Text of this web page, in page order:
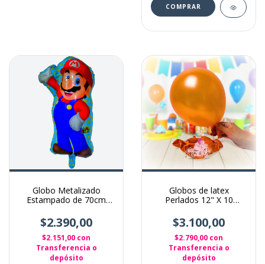
Globo Metalizado
Estampado de 70cm
$2.390,00
$2.151,00 con
Transferencia o
depósito
Globos de latex
Perlados 12" X 10
$3.100,00
$2.790,00 con
Transferencia o
depósito